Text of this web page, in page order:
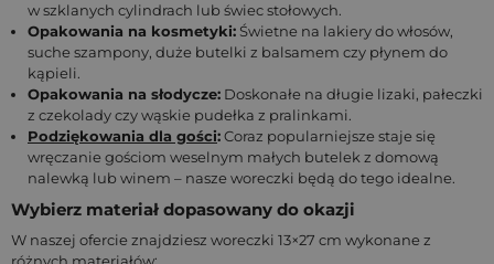
w szklanych cylindrach lub świec stołowych.
Opakowania na kosmetyki: Świetne na lakiery do włosów,
suche szampony, duże butelki z balsamem czy płynem do
kąpieli.
Opakowania na słodycze: Doskonałe na długie lizaki, pałeczki
z czekolady czy wąskie pudełka z pralinkami.
Podziękowania dla gości:Coraz popularniejsze staje się
wręczanie gościom weselnym małych butelek z domową
nalewką lub winem – nasze woreczki będą do tego idealne.
Wybierz materiał dopasowany do okazji
W naszej ofercie znajdziesz woreczki 13×27 cm wykonane z